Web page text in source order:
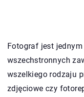
Fotograf jest
wszechstronnych
wszelkiego rodzaju
zdjęciowe czy